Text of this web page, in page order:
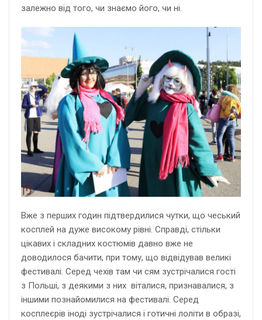
залежно від того, чи знаємо його, чи ні.
Вже з перших годин підтвердилися чутки, що чеський
косплей на дуже високому рівні. Справді, стільки
цікавих і складних костюмів давно вже не
доводилося бачити, при тому, що відвідував великі
фестивалі. Серед чехів там чи сям зустрічалися гості
з Польші, з деякими з них віталися, признавалися, з
іншими познайомилися на фестивалі. Серед
косплеєрів іноді зустрічалися і готичні лоліти в образі,